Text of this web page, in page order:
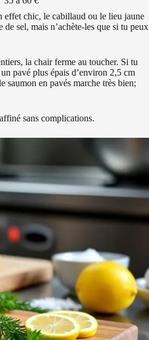
effet chic, le cabillaud ou le lieu jaune
sel, mais n’achète-les que si tu peux
la chair ferme au toucher. Si tu
pavé plus épais d’environ 2,5 cm
saumon en pavés marche très bien;
sans complications.